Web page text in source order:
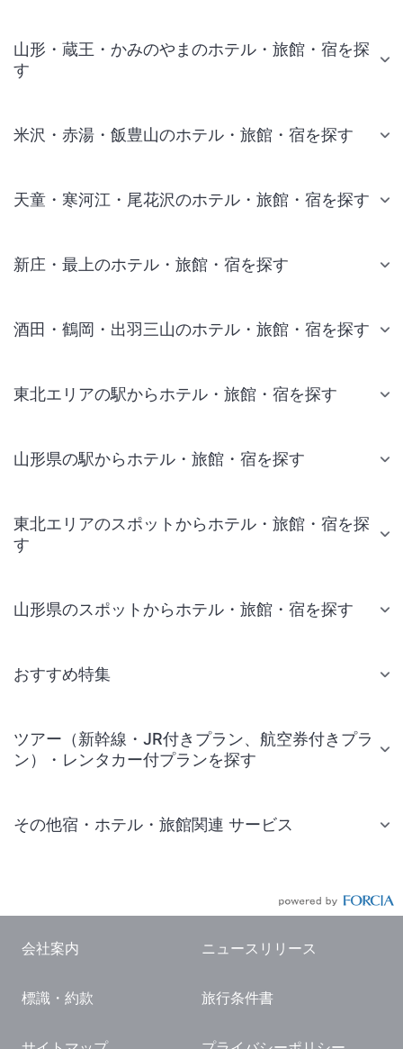
山形・蔵王・かみのやまのホテル・旅館・宿を探
す
米沢・赤湯・飯豊山のホテル・旅館・宿を探す
天童・寒河江・尾花沢のホテル・旅館・宿を探す
新庄・最上のホテル・旅館・宿を探す
酒田・鶴岡・出羽三山のホテル・旅館・宿を探す
東北エリアの駅からホテル・旅館・宿を探す
山形県の駅からホテル・旅館・宿を探す
東北エリアのスポットからホテル・旅館・宿を探
す
山形県のスポットからホテル・旅館・宿を探す
おすすめ特集
ツアー（新幹線・JR付きプラン、航空券付きプラ
ン）・レンタカー付プランを探す
その他宿・ホテル・旅館関連 サービス
国内観光ガイド
旅行・観光情報
会社案内 ニュースリリース
標識・約款 旅行条件書